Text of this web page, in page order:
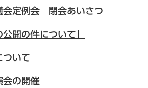
会定例会 閉会あいさつ
開の件について」
ついて
会の開催